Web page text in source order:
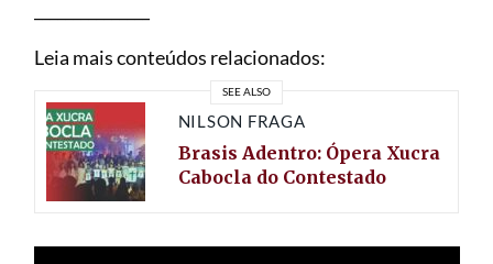
Leia mais conteúdos relacionados:
SEE ALSO
NILSON FRAGA
Brasis Adentro: Ópera Xucra
Cabocla do Contestado